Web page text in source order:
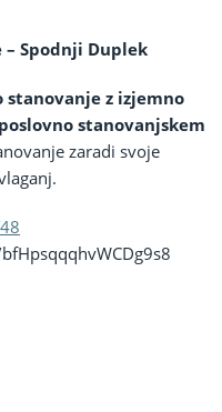
– Spodnji Duplek
stanovanje z izjemno
stanovanjskem
zaradi svoje